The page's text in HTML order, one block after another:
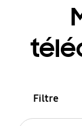
Filtre